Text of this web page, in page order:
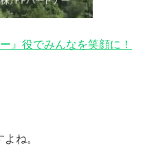
』役でみんなを笑顔に！
ね。